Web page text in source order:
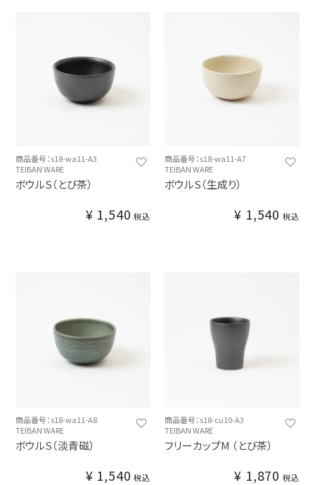
商品番号：s18-wa11-A3
TEIBAN WARE
ボウルS（とび茶）
¥ 1,540 税込
商品番号：s18-wa11-A7
TEIBAN WARE
ボウルS（生成り）
¥ 1,540 税込
商品番号：s18-wa11-A8
TEIBAN WARE
ボウルS（淡青磁）
¥ 1,540 税込
商品番号：s18-cu10-A3
TEIBAN WARE
フリーカップM （とび茶）
¥ 1,870 税込